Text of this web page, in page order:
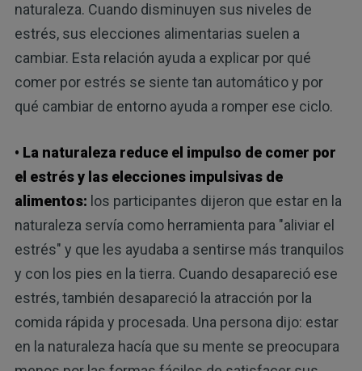
naturaleza. Cuando disminuyen sus niveles de
estrés, sus elecciones alimentarias suelen a
cambiar. Esta relación ayuda a explicar por qué
comer por estrés se siente tan automático y por
qué cambiar de entorno ayuda a romper ese ciclo.
• La naturaleza reduce el impulso de comer por
el estrés y las elecciones impulsivas de
alimentos: los participantes dijeron que estar en la
naturaleza servía como herramienta para "aliviar el
estrés" y que les ayudaba a sentirse más tranquilos
y con los pies en la tierra. Cuando desapareció ese
estrés, también desapareció la atracción por la
comida rápida y procesada. Una persona dijo: estar
en la naturaleza hacía que su mente se preocupara